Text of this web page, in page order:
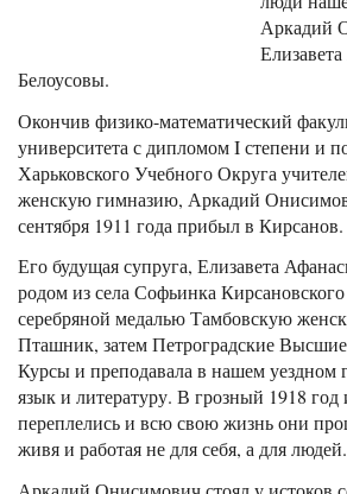
Аркадий
Белоусовы.
Окончив физико-математический
университета с дипломом I степени и
Харьковского Учебного Округа
женскую гимназию, Аркадий
сентября 1911 года прибыл в Кирсанов.
Его будущая супруга, Елизавета
родом из села Софьинка Кирсановского
серебряной медалью Тамбовскую
Пташник, затем Петроградские
Курсы и преподавала в нашем уездном
язык и литературу. В грозный 1918 год
переплелись и всю свою жизнь они
живя и работая не для себя, а для людей.